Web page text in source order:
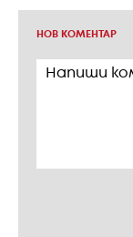
НОВ КОМЕНТАР